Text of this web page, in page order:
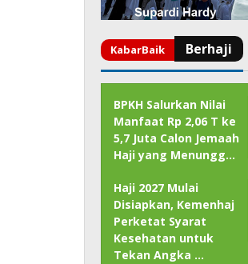
BPKH Salurkan Nilai
Manfaat Rp 2,06 T ke
5,7 Juta Calon Jemaah
Haji yang Menungg…
Haji 2027 Mulai
Disiapkan, Kemenhaj
Perketat Syarat
Kesehatan untuk
Tekan Angka …